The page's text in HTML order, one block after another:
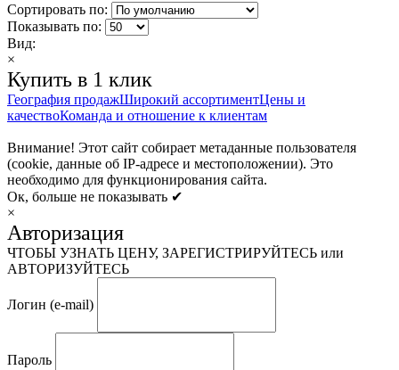
Сортировать по:
Показывать по:
Вид:
×
Купить в 1 клик
География продажШирокий ассортиментЦены и
качествоКоманда и отношение к клиентам
Внимание! Этот сайт собирает метаданные пользователя
(cookie, данные об IP-адресе и местоположении). Это
необходимо для функционирования сайта.
Ок, больше не показывать ✔
×
Авторизация
ЧТОБЫ УЗНАТЬ ЦЕНУ, ЗАРЕГИСТРИРУЙТЕСЬ или
АВТОРИЗУЙТЕСЬ
Логин (e-mail)
Пароль